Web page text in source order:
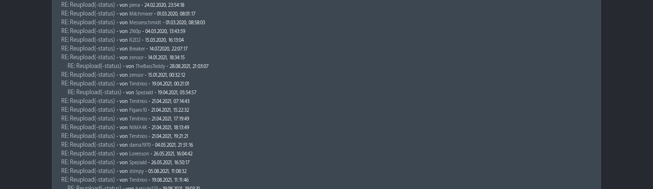
RE: Reupload(-status) - von pima - 24.02.2020, 23:54:18
RE: Reupload(-status) - von Milchmixer- 01.03.2020, 08:01:17
RE: Reupload(-status) - von Messerschmidt - 01.03.2020, 08:58:03
RE: Reupload(-status) - von 2160p - 04.03.2020, 13:43:59
RE: Reupload(-status) - von R2D2 - 15.03.2020, 16:13:04
RE: Reupload(-status) - von Breaker- 14.07.2020, 22:07:17
RE: Reupload(-status) - von zensor- 14.01.2021, 18:34:15
RE: Reupload(-status) - von TheBassTeddy - 28.08.2021, 21:03:07
RE: Reupload(-status) - von zensor- 15.01.2021, 00:32:12
RE: Reupload(-status) - von Timitrios - 19.04.2021, 00:21:01
RE: Reupload(-status) - von Speziald - 19.04.2021, 05:54:57
RE: Reupload(-status) - von Timitrios - 21.04.2021, 07:14:43
RE: Reupload(-status) - von Figaro10 - 21.04.2021, 15:22:32
RE: Reupload(-status) - von Timitrios - 21.04.2021, 17:19:49
RE: Reupload(-status) - von NIMA4K - 21.04.2021, 18:13:49
RE: Reupload(-status) - von Timitrios - 21.04.2021, 19:21:21
RE: Reupload(-status) - von dama1970 - 04.05.2021, 21:51:16
RE: Reupload(-status) - von Lorenson - 26.05.2021, 16:04:42
RE: Reupload(-status) - von Speziald - 26.05.2021, 16:50:17
RE: Reupload(-status) - von stimpy - 05.08.2021, 11:08:32
RE: Reupload(-status) - von Timitrios - 19.08.2021, 11:11:46